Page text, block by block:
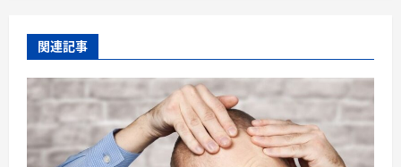
関連記事